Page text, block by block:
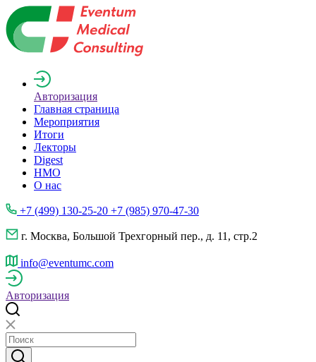
Авторизация
Главная страница
Мероприятия
Итоги
Лекторы
Digest
НМО
О нас
+7 (499) 130-25-20 +7 (985) 970-47-30
г. Москва, Большой Трехгорный пер., д. 11, стр.2
info@eventumc.com
Авторизация